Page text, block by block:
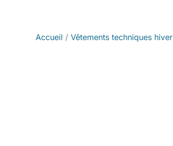
Accueil Vêtements techniques hiver